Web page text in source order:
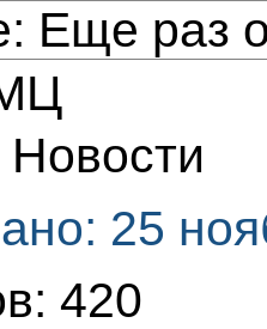
Еще раз
Новости
25
420